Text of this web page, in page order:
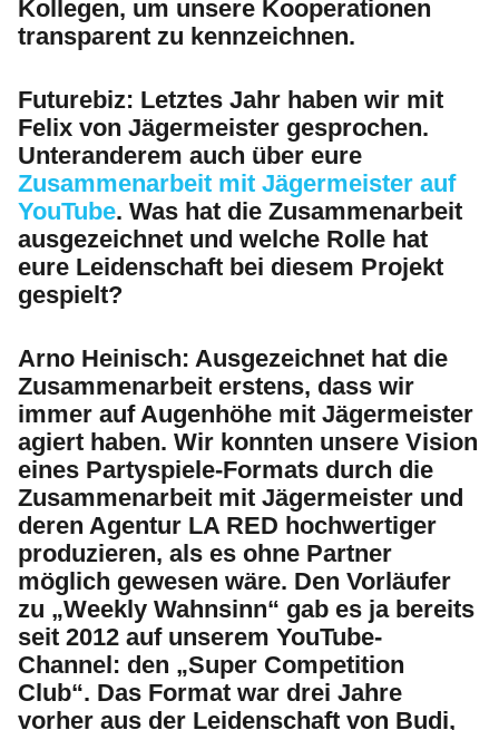
Kollegen, um unsere Kooperationen
transparent zu kennzeichnen.
Futurebiz: Letztes Jahr haben wir mit
Felix von Jägermeister gesprochen.
Unteranderem auch über eure
Zusammenarbeit mit Jägermeister auf
YouTube. Was hat die Zusammenarbeit
ausgezeichnet und welche Rolle hat
eure Leidenschaft bei diesem Projekt
gespielt?
Arno Heinisch: Ausgezeichnet hat die
Zusammenarbeit erstens, dass wir
immer auf Augenhöhe mit Jägermeister
agiert haben. Wir konnten unsere Vision
eines Partyspiele-Formats durch die
Zusammenarbeit mit Jägermeister und
deren Agentur LA RED hochwertiger
produzieren, als es ohne Partner
möglich gewesen wäre. Den Vorläufer
zu „Weekly Wahnsinn“ gab es ja bereits
seit 2012 auf unserem YouTube-
Channel: den „Super Competition
Club“. Das Format war drei Jahre
vorher aus der Leidenschaft von Budi,